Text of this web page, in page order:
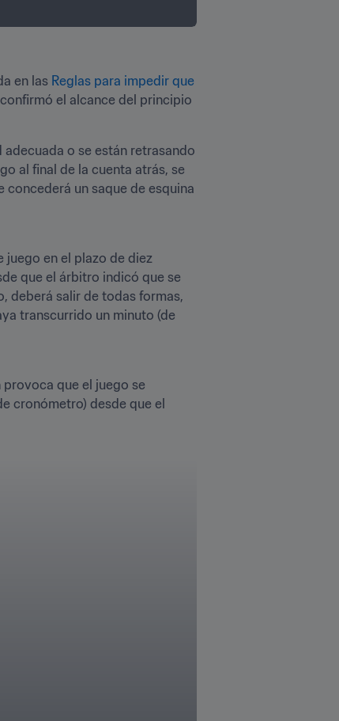
en las Reglas para impedir que
el alcance del principio
o se están retrasando
al final de la cuenta atrás, se
concederá un saque de esquina
en el plazo de diez
que el árbitro indicó que se
deberá salir de todas formas,
transcurrido un minuto (de
que el juego se
cronómetro) desde que el